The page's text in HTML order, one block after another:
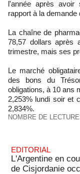
l'année après avoir
rapport à la
La chaîne de
78,57 dollars après
trimestre, mais ses
Le marché
des bons du
obligations, à 10 ans
2,253% lundi soir et
2,834%.
NOMBRE DE
EDITORIAL
L'Argentine en
de Cisjordanie